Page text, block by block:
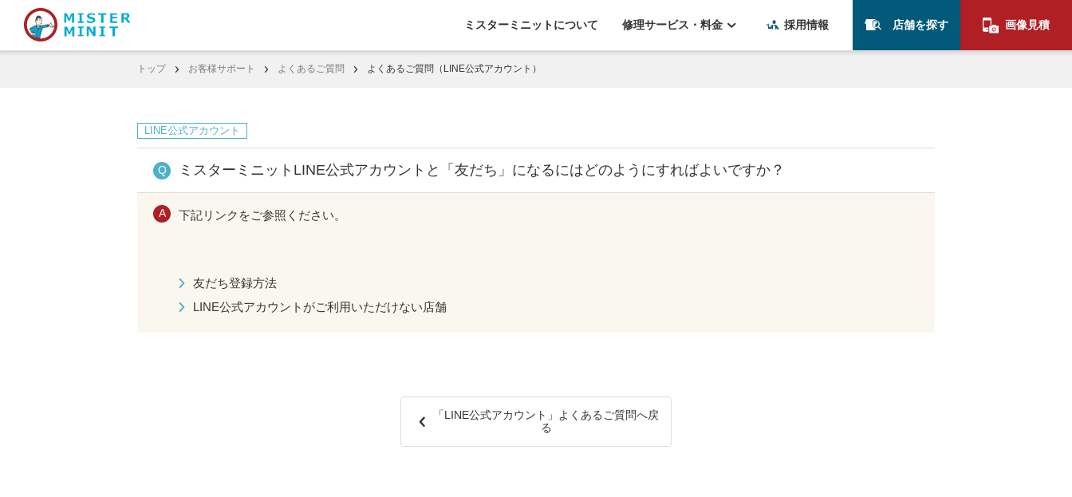
ミスターミニットについて 修理サービス・料金 採用情報 店舗を探す 画像見積
トップ お客様サポート よくあるご質問 よくあるご質問（LINE公式アカウント）
LINE公式アカウント
ミスターミニットLINE公式アカウントと「友だち」になるにはどのようにすればよいですか？
下記リンクをご参照ください。
友だち登録方法
LINE公式アカウントがご利用いただけない店舗
「LINE公式アカウント」よくあるご質問へ戻
る